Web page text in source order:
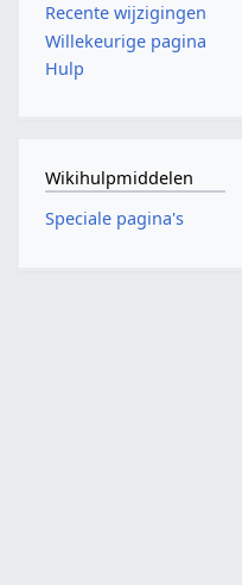
Recente wijzigingen
Willekeurige pagina
Hulp
Wikihulpmiddelen
Speciale pagina's